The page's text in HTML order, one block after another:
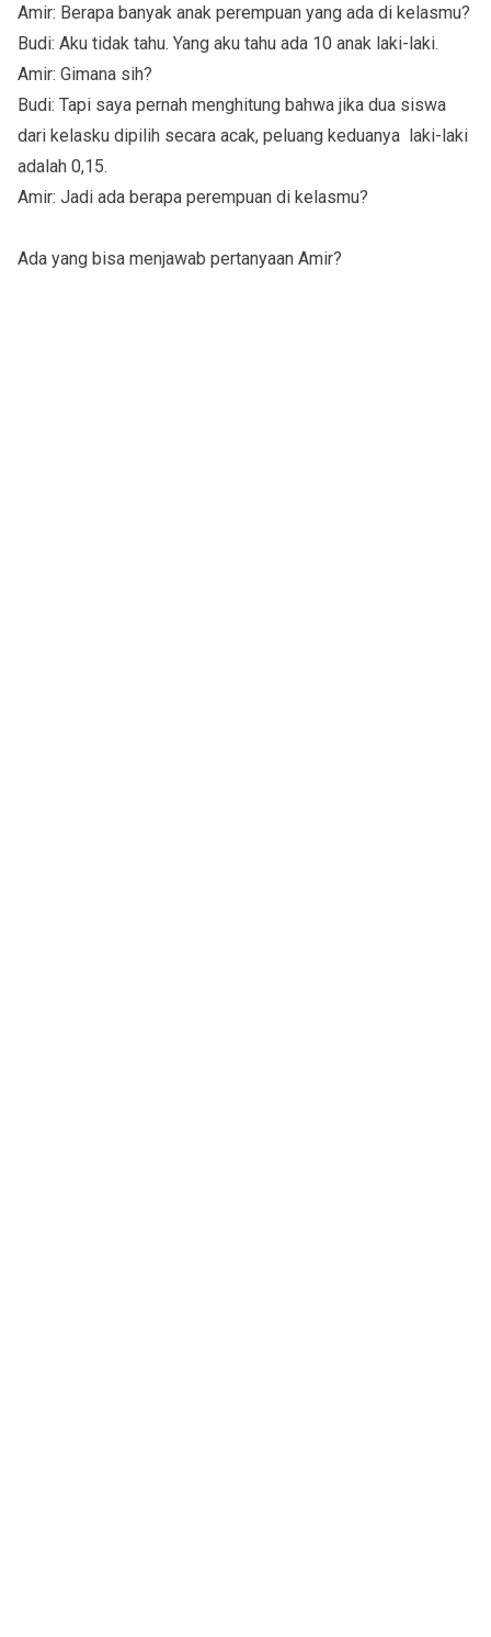
Amir: Berapa banyak anak perempuan yang ada di kelasmu?
Budi: Aku tidak tahu. Yang aku tahu ada 10 anak laki-laki.
Amir: Gimana sih?
Budi: Tapi saya pernah menghitung bahwa jika dua siswa
dari kelasku dipilih secara acak, peluang keduanya laki-laki
adalah 0,15.
Amir: Jadi ada berapa perempuan di kelasmu?
Ada yang bisa menjawab pertanyaan Amir?